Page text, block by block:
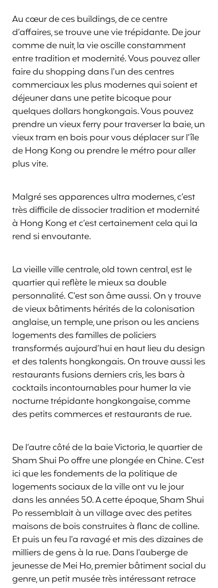
Au cœur de ces buildings, de ce centre
d’affaires, se trouve une vie trépidante. De jour
comme de nuit, la vie oscille constamment
entre tradition et modernité. Vous pouvez aller
faire du shopping dans l’un des centres
commerciaux les plus modernes qui soient et
déjeuner dans une petite bicoque pour
quelques dollars hongkongais. Vous pouvez
prendre un vieux ferry pour traverser la baie, un
vieux tram en bois pour vous déplacer sur l’île
de Hong Kong ou prendre le métro pour aller
plus vite.
Malgré ses apparences ultra modernes, c’est
très difficile de dissocier tradition et modernité
à Hong Kong et c’est certainement cela qui la
rend si envoutante.
La vieille ville centrale, old town central, est le
quartier qui reflète le mieux sa double
personnalité. C’est son âme aussi. On y trouve
de vieux bâtiments hérités de la colonisation
anglaise, un temple, une prison ou les anciens
logements des familles de policiers
transformés aujourd’hui en haut lieu du design
et des talents hongkongais. On trouve aussi les
restaurants fusions derniers cris, les bars à
cocktails incontournables pour humer la vie
nocturne trépidante hongkongaise, comme
des petits commerces et restaurants de rue.
De l’autre côté de la baie Victoria, le quartier de
Sham Shui Po offre une plongée en Chine. C’est
ici que les fondements de la politique de
logements sociaux de la ville ont vu le jour
dans les années 50. A cette époque, Sham Shui
Po ressemblait à un village avec des petites
maisons de bois construites à flanc de colline.
Et puis un feu l’a ravagé et mis des dizaines de
milliers de gens à la rue. Dans l’auberge de
jeunesse de Mei Ho, premier bâtiment social du
genre, un petit musée très intéressant retrace